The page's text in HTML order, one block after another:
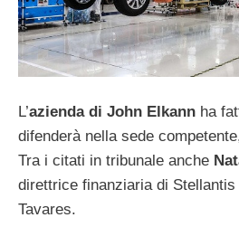
L’azienda di John Elkann ha
difenderà nella sede
Tra i citati in tribunale anche
direttrice finanziaria di
Tavares.